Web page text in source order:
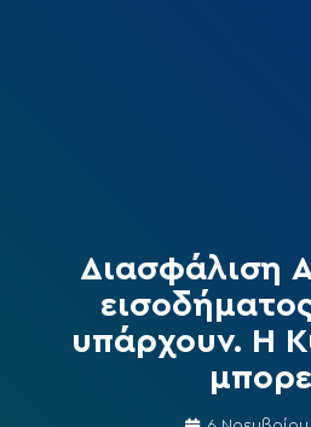
Διασφάλιση
υπάρχουν. Η